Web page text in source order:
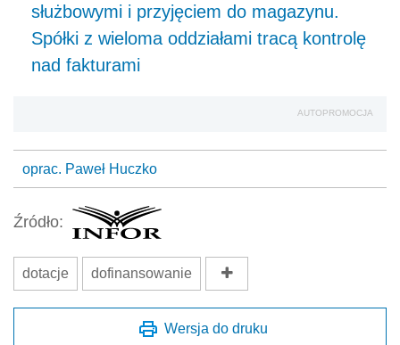
służbowymi i przyjęciem do magazynu.
Spółki z wieloma oddziałami tracą kontrolę
nad fakturami
AUTOPROMOCJA
oprac. Paweł Huczko
Źródło:
dotacje dofinansowanie
Wersja do druku